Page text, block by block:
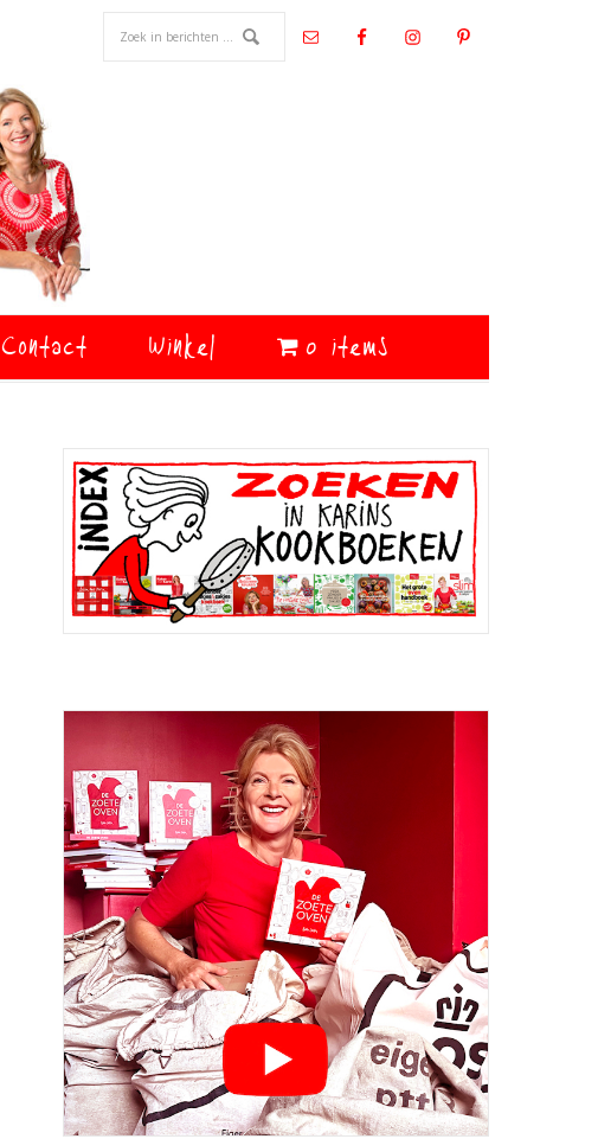
Contact Winkel 0 items
Primaire
Sidebar